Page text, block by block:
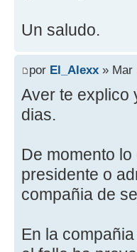
Un saludo.
por El_Alexx » Mar
Aver te explico
dias.
De momento
presidente o
compañia de
En la